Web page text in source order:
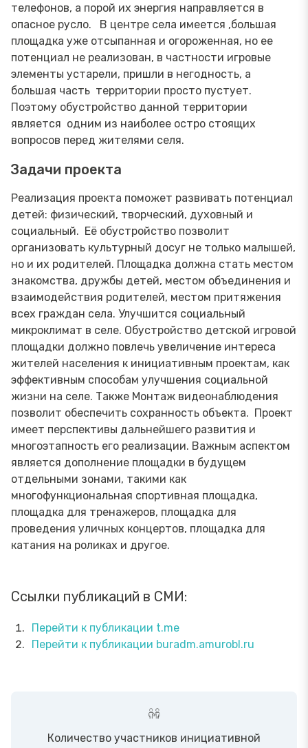
телефонов, а порой их энергия направляется в
опасное русло. В центре села имеется ,большая
площадка уже отсыпанная и огороженная, но ее
потенциал не реализован, в частности игровые
элементы устарели, пришли в негодность, а
большая часть территории просто пустует.
Поэтому обустройство данной территории
является одним из наиболее остро стоящих
вопросов перед жителями селя.
Задачи проекта
Реализация проекта поможет развивать потенциал
детей: физический, творческий, духовный и
социальный. Её обустройство позволит
организовать культурный досуг не только малышей,
но и их родителей. Площадка должна стать местом
знакомства, дружбы детей, местом объединения и
взаимодействия родителей, местом притяжения
всех граждан села. Улучшится социальный
микроклимат в селе. Обустройство детской игровой
площадки должно повлечь увеличение интереса
жителей населения к инициативным проектам, как
эффективным способам улучшения социальной
жизни на селе. Также Монтаж видеонаблюдения
позволит обеспечить сохранность объекта. Проект
имеет перспективы дальнейшего развития и
многоэтапность его реализации. Важным аспектом
является дополнение площадки в будущем
отдельными зонами, такими как
многофункциональная спортивная площадка,
площадка для тренажеров, площадка для
проведения уличных концертов, площадка для
катания на роликах и другое.
Ссылки публикаций в СМИ:
Перейти к публикации t.me
Перейти к публикации buradm.amurobl.ru
Количество участников инициативной